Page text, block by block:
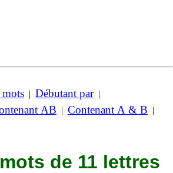
mots | Débutant par|
AB | Contenant A & B |
de 11 lettres